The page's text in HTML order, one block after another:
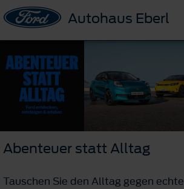
Autohaus Eberl
Abenteuer statt Alltag
Tauschen Sie den Alltag gegen echte